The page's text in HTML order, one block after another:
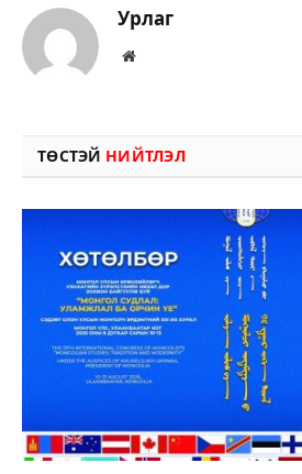
Урлаг
Вэбсайт
ТӨСТЭЙ НИЙТЛЭЛ